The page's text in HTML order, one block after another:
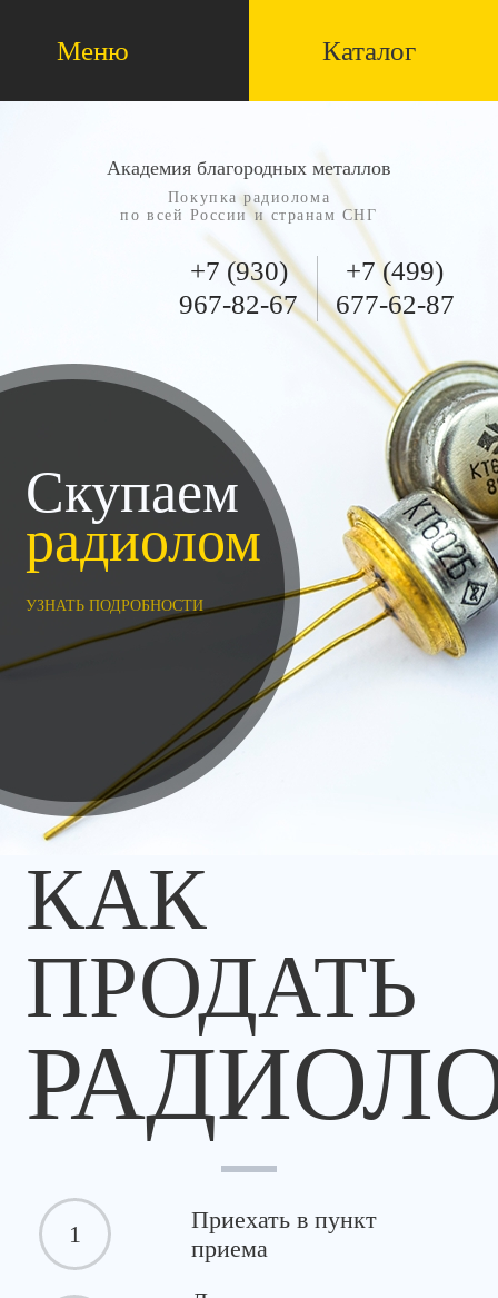
Меню Каталог
Академия благородных металлов
Покупка радиолома
по всей России и странам СНГ
+7 (930)
967-82-67
+7 (499)
677-62-87
Скупаем
радиолом
УЗНАТЬ ПОДРОБНОСТИ
КАК
ПРОДАТЬ
1
Приехать в пункт
приема